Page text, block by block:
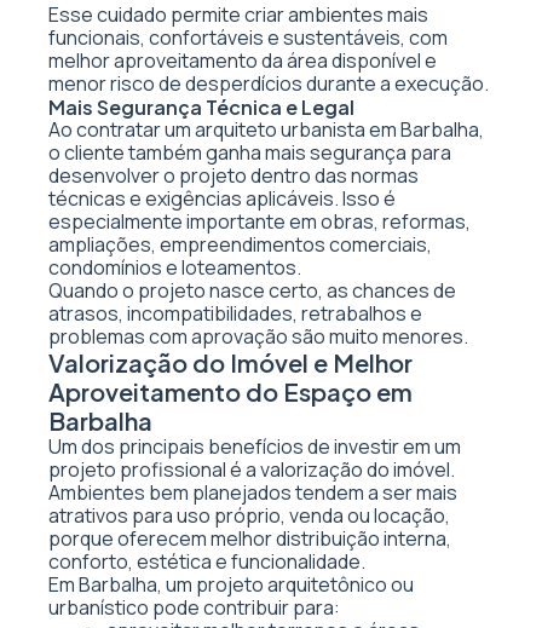
Esse cuidado permite criar ambientes mais
funcionais, confortáveis e sustentáveis, com
melhor aproveitamento da área disponível e
menor risco de desperdícios durante a execução.
Mais Segurança Técnica e Legal
Ao contratar um arquiteto urbanista em Barbalha,
o cliente também ganha mais segurança para
desenvolver o projeto dentro das normas
técnicas e exigências aplicáveis. Isso é
especialmente importante em obras, reformas,
ampliações, empreendimentos comerciais,
condomínios e loteamentos.
Quando o projeto nasce certo, as chances de
atrasos, incompatibilidades, retrabalhos e
problemas com aprovação são muito menores.
Valorização do Imóvel e Melhor
Aproveitamento do Espaço em
Barbalha
Um dos principais benefícios de investir em um
projeto profissional é a valorização do imóvel.
Ambientes bem planejados tendem a ser mais
atrativos para uso próprio, venda ou locação,
porque oferecem melhor distribuição interna,
conforto, estética e funcionalidade.
Em Barbalha, um projeto arquitetônico ou
urbanístico pode contribuir para: